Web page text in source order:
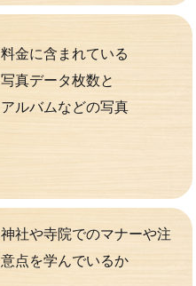
料金に含まれている
写真データ枚数と
アルバムなどの写真
神社や寺院でのマナーや注
意点を学んでいるか